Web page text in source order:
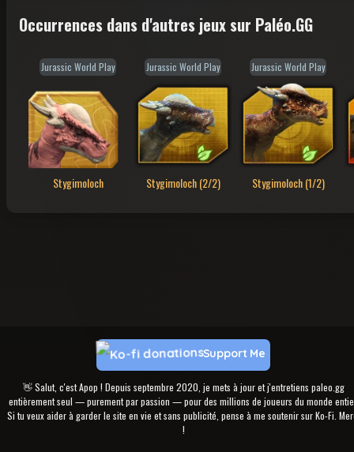
Occurrences dans d'autres jeux sur Paléo.GG
Jurassic World Play
Stygimoloch
Jurassic World Play
Stygimoloch (2/2)
Jurassic World Play
Stygimoloch (1/2)
👋 Salut, c'est Apop ! Depuis septembre 2020, je mets à jour et j'entretiens paleo.gg
entièrement seul — purement par passion — pour des millions de joueurs du monde
Si tu veux aider à garder le site en vie et sans publicité, pense à me soutenir sur Ko-Fi.
!
Support Me